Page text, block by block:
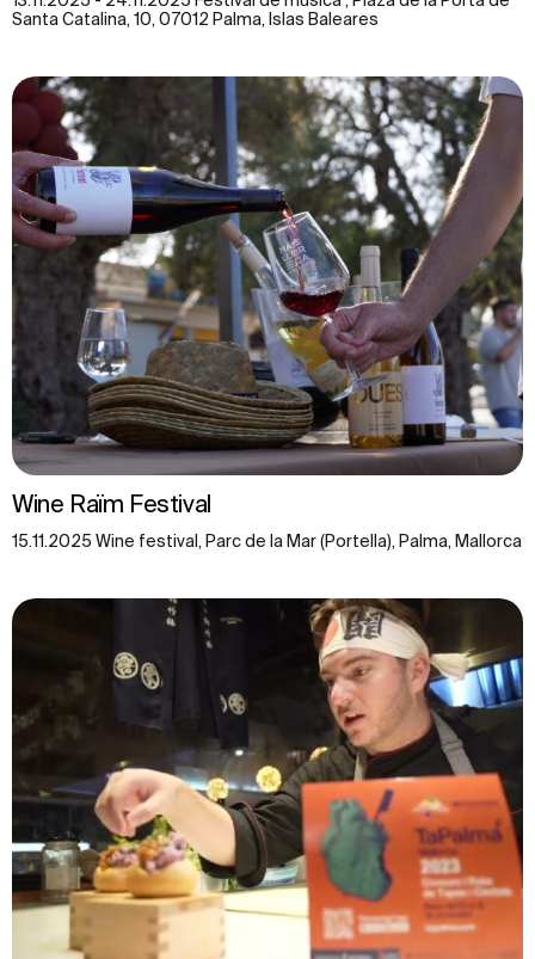
Santa Catalina, 10, 07012 Palma, Islas Baleares
Wine Raïm Festival
15.11.2025 Wine festival, Parc de la Mar (Portella), Palma, Mallorca